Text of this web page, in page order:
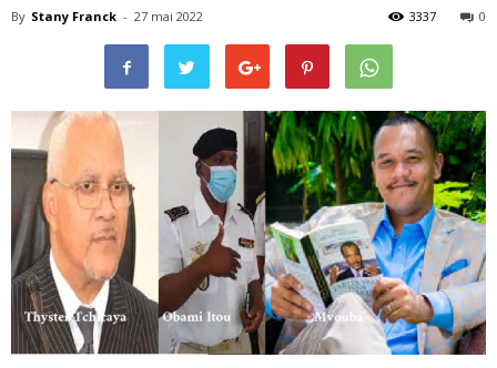
By Stany Franck - 27 mai 2022 0
3337